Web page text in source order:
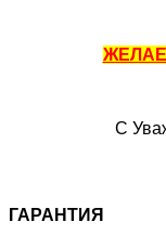
С
ГАРАНТИЯ